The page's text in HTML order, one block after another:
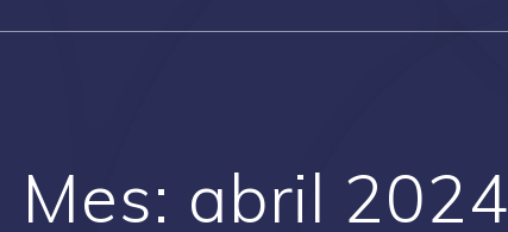
Mes: abril 2024